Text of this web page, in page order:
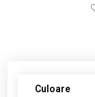
Culoare